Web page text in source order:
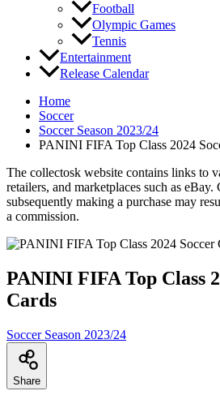
Football
Olympic Games
Tennis
Entertainment
Release Calendar
Home
Soccer
Soccer Season 2023/24
PANINI FIFA Top Class 2024
The collectosk website contains links to
retailers, and marketplaces such as
subsequently making a purchase may
a commission.
PANINI FIFA Top Class
Cards
Soccer Season 2023/24
Share